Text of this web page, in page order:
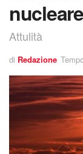
nucleare
Attulità
di Redazione